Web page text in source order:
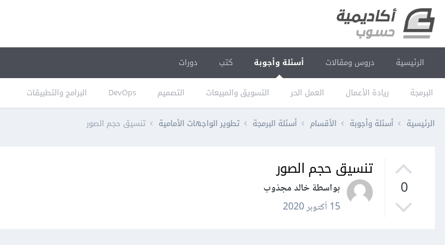
الرئيسية دروس ومقالات أسئلة وأجوبة
البرمجة ريادة الأعمال العمل الحر التسويق والمبيعات التصميم DevOps البرامج والتطبيقات
كتب دورات
الرئيسية أسئلة وأجوبة الأقسام أسئلة البرمجة تطوير الواجهات الأمامية تنسيق حجم الصور
0
تنسيق حجم الصور
بواسطة خالد مجذوب
15 أكتوبر 2020